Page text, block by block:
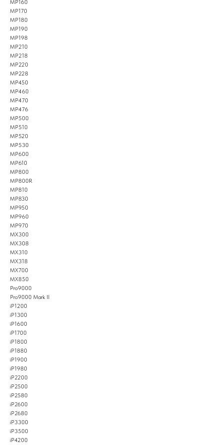
MP160
MP170
MP180
MP190
MP198
MP210
MP218
MP220
MP228
MP450
MP460
MP470
MP476
MP500
MP510
MP520
MP530
MP600
MP610
MP800
MP800R
MP810
MP830
MP950
MP960
MP970
MX300
MX308
MX310
MX318
MX700
MX850
Pro9000
Pro9000 Mark II
iP1200
iP1300
iP1600
iP1700
iP1800
iP1880
iP1900
iP1980
iP2200
iP2500
iP2580
iP2600
iP2680
iP3300
iP3500
iP4200